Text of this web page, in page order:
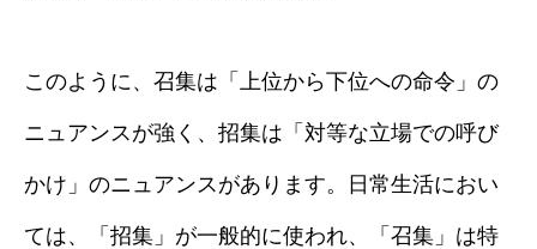
このように、召集は「上位から下位への命令」の
ニュアンスが強く、招集は「対等な立場での呼び
かけ」のニュアンスがあります。日常生活におい
ては、「招集」が一般的に使われ、「召集」は特